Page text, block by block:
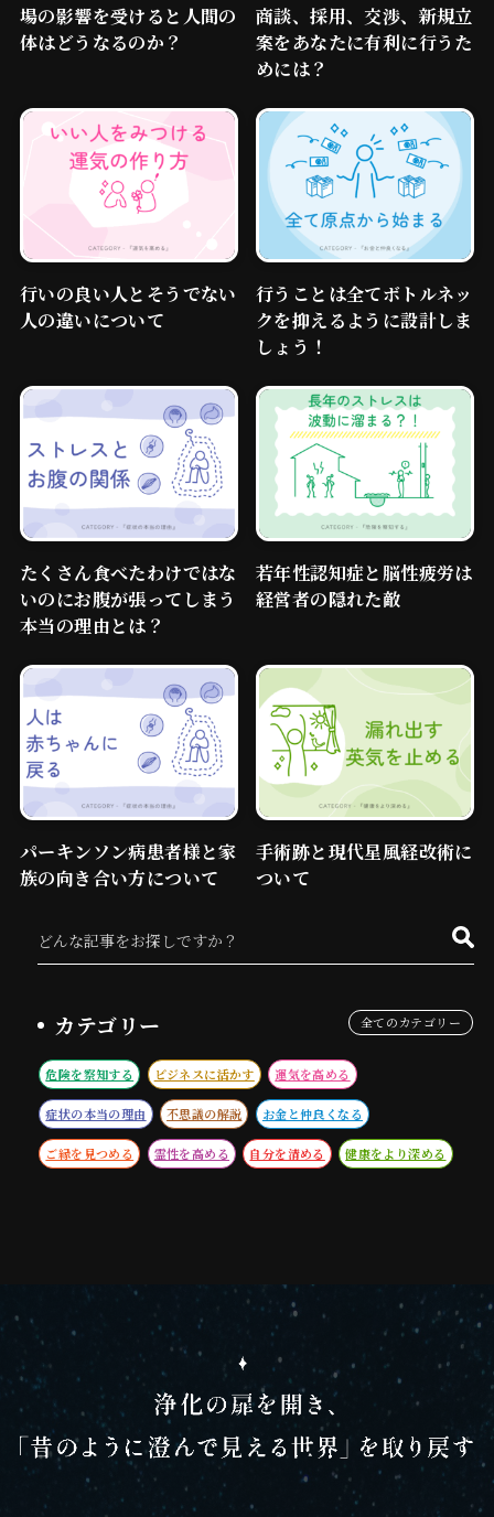
場の影響を受けると人間の
体はどうなるのか？
商談、採用、交渉、新規立
案をあなたに有利に行うた
めには？
行いの良い人とそうでない
人の違いについて
行うことは全てボトルネッ
クを抑えるように設計しま
しょう！
たくさん食べたわけではな
いのにお腹が張ってしまう
本当の理由とは？
若年性認知症と脳性疲労は
経営者の隠れた敵
パーキンソン病患者様と家
族の向き合い方について
手術跡と現代星風経改術に
ついて
カテゴリー 全てのカテゴリー
危険を察知する ビジネスに活かす 運気を高める
症状の本当の理由 不思議の解説 お金と仲良くなる
ご縁を見つめる 霊性を高める 自分を清める 健康をより深める